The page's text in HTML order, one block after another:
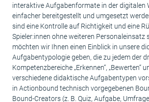
interaktive Aufgabenformate in der digitalen
einfacher bereitgestellt und umgesetzt
sind eine Kontrolle auf Richtigkeit und eine
Spieler:innen ohne weiteren Personaleinsatz
möchten wir Ihnen einen Einblick in unsere
Aufgabentypologie geben, die zu jedem der
Kompetenzbereiche „Erkennen“, „Bewerten“
verschiedene didaktische Aufgabentypen
in Actionbound technisch vorgegebenen
Bound-Creators (z. B. Quiz, Aufgabe,